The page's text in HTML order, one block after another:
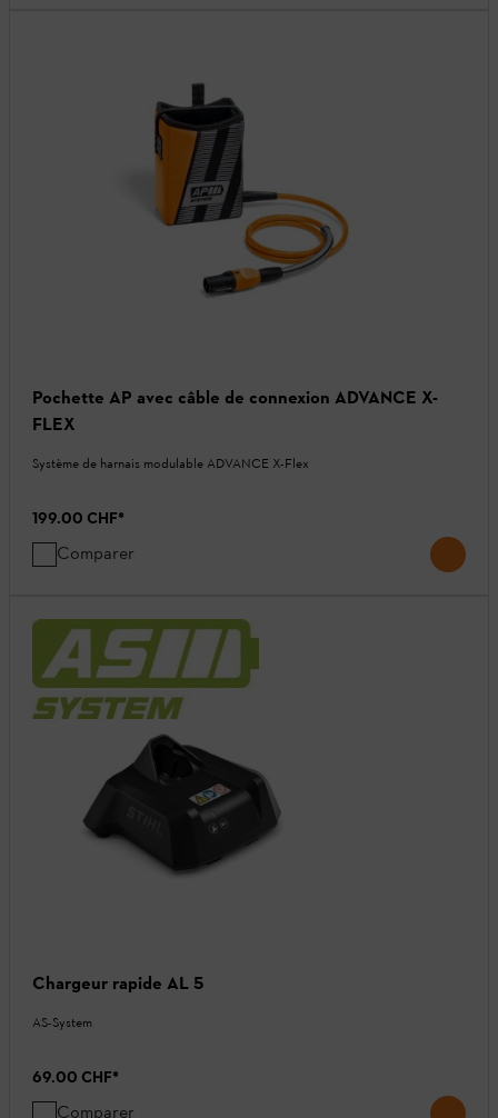
Pochette AP avec câble de connexion ADVANCE X-
FLEX
Système de harnais modulable ADVANCE X-Flex
199.00 CHF*
Comparer
Chargeur rapide AL 5
AS-System
69.00 CHF*
Comparer